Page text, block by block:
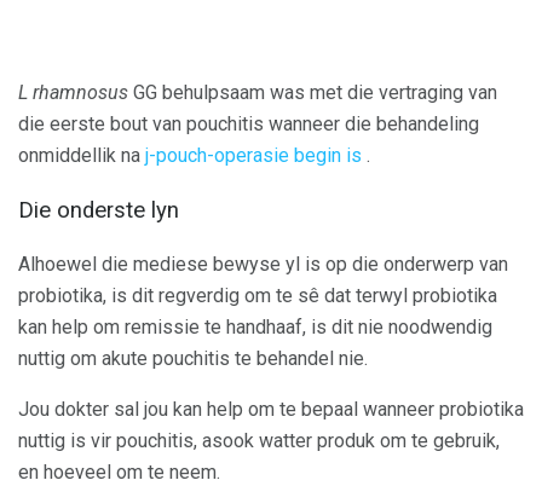
L rhamnosus GG behulpsaam was met die vertraging van
die eerste bout van pouchitis wanneer die behandeling
onmiddellik na j-pouch-operasie begin is .
Die onderste lyn
Alhoewel die mediese bewyse yl is op die onderwerp van
probiotika, is dit regverdig om te sê dat terwyl probiotika
kan help om remissie te handhaaf, is dit nie noodwendig
nuttig om akute pouchitis te behandel nie.
Jou dokter sal jou kan help om te bepaal wanneer probiotika
nuttig is vir pouchitis, asook watter produk om te gebruik,
en hoeveel om te neem.